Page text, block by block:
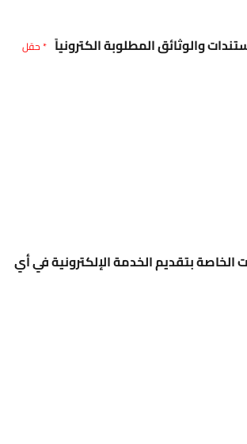
والوثائق المطلوبة الكترونياً * حقل
الخاصة بتقديم الخدمة الإلكترونية في أي